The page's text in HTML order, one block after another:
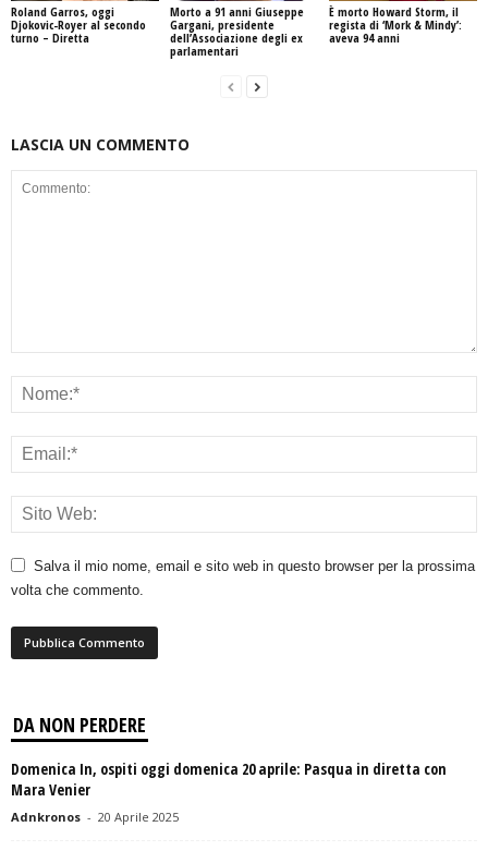
Roland Garros, oggi
Djokovic-Royer al secondo
turno – Diretta
Morto a 91 anni Giuseppe
Gargani, presidente
dell’Associazione degli ex
parlamentari
È morto Howard Storm, il
regista di ‘Mork & Mindy’:
aveva 94 anni
LASCIA UN COMMENTO
Salva il mio nome, email e sito web in questo browser per la prossima
volta che commento.
DA NON PERDERE
Domenica In, ospiti oggi domenica 20 aprile: Pasqua in diretta con
Mara Venier
Adnkronos - 20 Aprile 2025